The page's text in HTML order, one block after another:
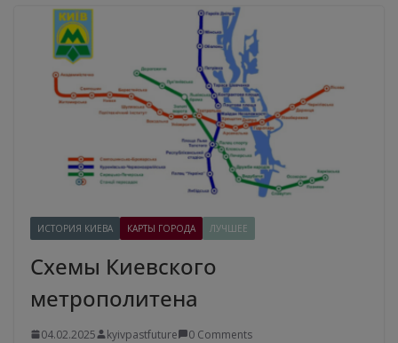
ИСТОРИЯ КИЕВА КАРТЫ ГОРОДА ЛУЧШЕЕ
Схемы Киевского
метрополитена
04.02.2025 kyivpastfuture 0 Comments